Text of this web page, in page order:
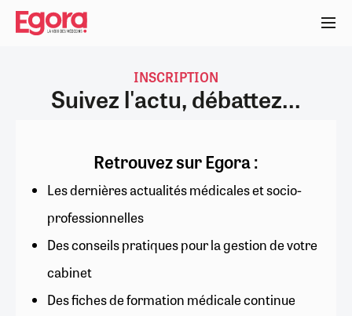
Aller
contenu
INSCRIPTION
Suivez l'actu, débattez...
Retrouvez sur Egora :
Les dernières actualités médicales et socio-
professionnelles
Des conseils pratiques pour la gestion de votre
cabinet
Des fiches de formation médicale continue